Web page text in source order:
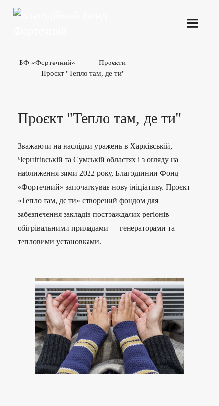
БФ «Фортечний»
Проєкти
Проєкт "Тепло там, де ти"
Проєкт "Тепло там, де ти"
Зважаючи на наслідки уражень в Харківській,
Чернігівській та Сумській областях і з огляду на
наближення зими 2022 року, Благодійний Фонд
«Фортечний» започаткував нову ініціативу. Проєкт
«Тепло там, де ти» створений фондом для
забезпечення закладів постраждалих регіонів
обігрівальними приладами — генераторами та
тепловими установками.